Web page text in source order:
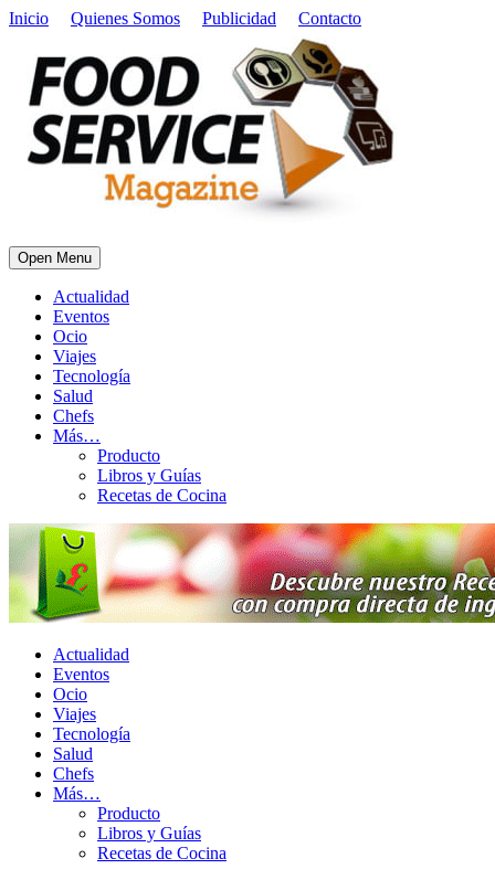
Inicio Quienes Somos Publicidad Contacto
Open Menu
Actualidad
Eventos
Ocio
Viajes
Tecnología
Salud
Chefs
Más…
Producto
Libros y Guías
Recetas de Cocina
Actualidad
Eventos
Ocio
Viajes
Tecnología
Salud
Chefs
Más…
Producto
Libros y Guías
Recetas de Cocina